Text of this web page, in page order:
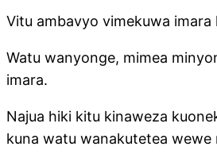
Vitu ambavyo vimekuwa
Watu wanyonge, mimea
imara.
Najua hiki kitu kinaweza
kuna watu wanakutetea wewe